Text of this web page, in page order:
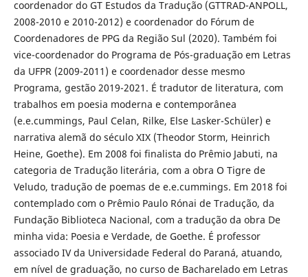
coordenador do GT Estudos da Tradução (GTTRAD-ANPOLL,
2008-2010 e 2010-2012) e coordenador do Fórum de
Coordenadores de PPG da Região Sul (2020). Também foi
vice-coordenador do Programa de Pós-graduação em Letras
da UFPR (2009-2011) e coordenador desse mesmo
Programa, gestão 2019-2021. É tradutor de literatura, com
trabalhos em poesia moderna e contemporânea
(e.e.cummings, Paul Celan, Rilke, Else Lasker-Schüler) e
narrativa alemã do século XIX (Theodor Storm, Heinrich
Heine, Goethe). Em 2008 foi finalista do Prêmio Jabuti, na
categoria de Tradução literária, com a obra O Tigre de
Veludo, tradução de poemas de e.e.cummings. Em 2018 foi
contemplado com o Prêmio Paulo Rónai de Tradução, da
Fundação Biblioteca Nacional, com a tradução da obra De
minha vida: Poesia e Verdade, de Goethe. É professor
associado IV da Universidade Federal do Paraná, atuando,
em nível de graduação, no curso de Bacharelado em Letras